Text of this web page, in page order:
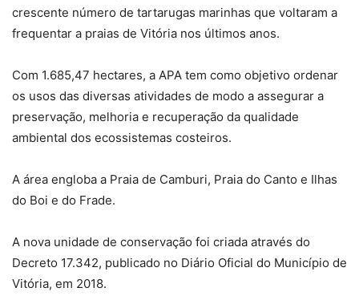
crescente número de tartarugas marinhas que voltaram a
frequentar a praias de Vitória nos últimos anos.
Com 1.685,47 hectares, a APA tem como objetivo ordenar
os usos das diversas atividades de modo a assegurar a
preservação, melhoria e recuperação da qualidade
ambiental dos ecossistemas costeiros.
A área engloba a Praia de Camburi, Praia do Canto e Ilhas
do Boi e do Frade.
A nova unidade de conservação foi criada através do
Decreto 17.342, publicado no Diário Oficial do Município de
Vitória, em 2018.